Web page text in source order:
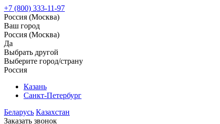
+7 (800) 333-11-97
Россия (Москва)
Ваш город
Россия (Москва)
Да
Выбрать другой
Выберите город/страну
Россия
Казань
Санкт-Петербург
Беларусь Казахстан
Заказать звонок